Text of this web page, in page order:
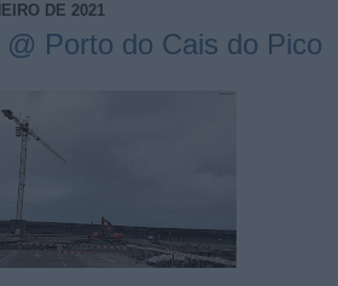
DE 2021
Porto do Cais do Pico